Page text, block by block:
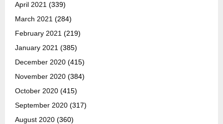
April 2021 (339)
March 2021 (284)
February 2021 (219)
January 2021 (385)
December 2020 (415)
November 2020 (384)
October 2020 (415)
September 2020 (317)
August 2020 (360)